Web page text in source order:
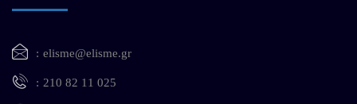
elisme@elisme.gr
210 82 11 025